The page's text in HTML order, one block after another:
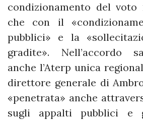
condizionamento del voto
che con il
pubblici» e la
gradite». Nell’accordo
anche l’Aterp unica
direttore generale di
«penetrata» anche
sugli appalti pubblici e